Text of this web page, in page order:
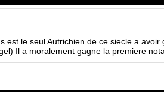
est le seul Autrichien de ce siecle a
Il a moralement gagne la premiere